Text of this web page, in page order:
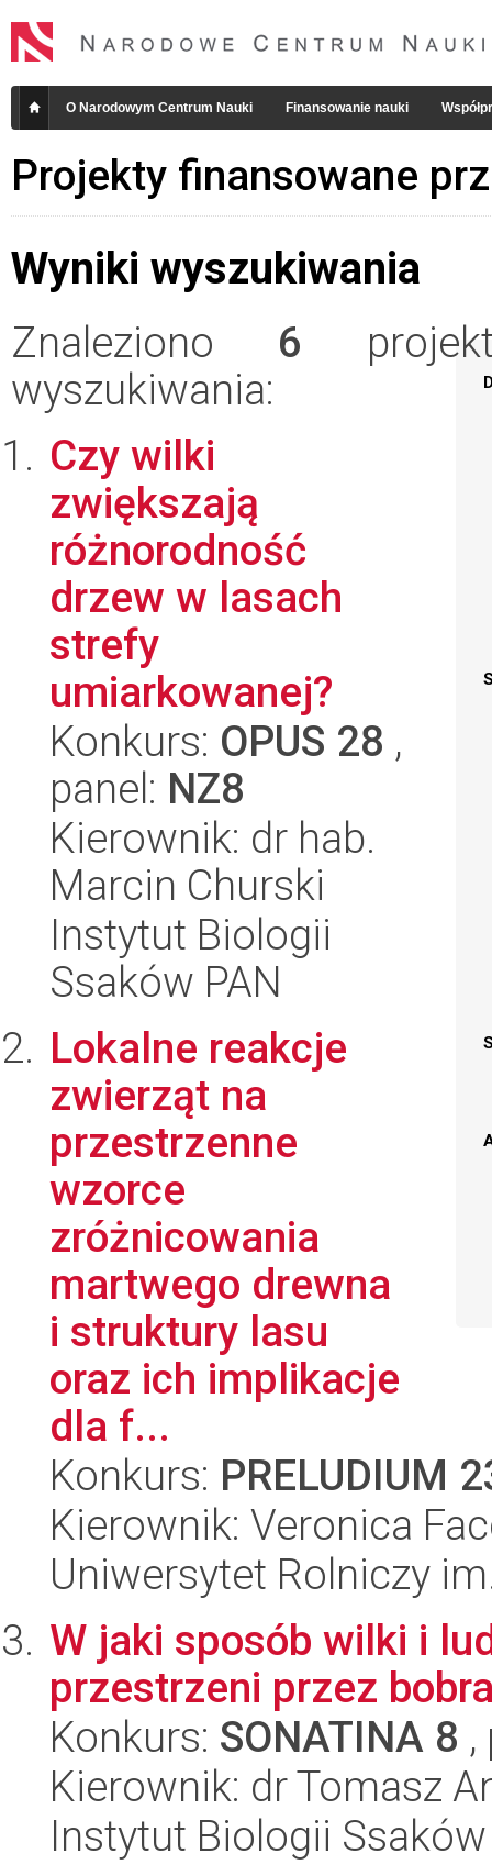
O Narodowym Centrum Nauki Finansowanie nauki
Projekty finansowane
Wyniki wyszukiwania
Znaleziono 6
wyszukiwania:
Czy wilki
zwiększają
różnorodność
drzew w lasach
strefy
umiarkowanej?
Konkurs: OPUS 28 ,
panel: NZ8
Kierownik: dr hab.
Marcin Churski
Instytut Biologii
Ssaków PAN
Lokalne reakcje
zwierząt na
przestrzenne
wzorce
zróżnicowania
martwego drewna
i struktury lasu
oraz ich implikacje
dla f...
Konkurs: PRELUDIUM
Kierownik: Veronica
Uniwersytet Rolniczy
W jaki sposób wilki i
przestrzeni przez
Konkurs: SONATINA 8
Kierownik: dr Tomasz
Instytut Biologii Ssaków